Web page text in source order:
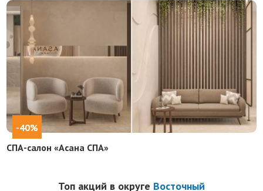
-40%
СПА-салон «Асана СПА»
Топ акций в округе Восточный